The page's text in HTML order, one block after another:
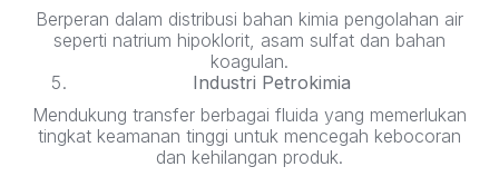
Berperan dalam distribusi bahan kimia pengolahan air
seperti natrium hipoklorit, asam sulfat dan bahan
koagulan.
Industri Petrokimia
Mendukung transfer berbagai fluida yang memerlukan
tingkat keamanan tinggi untuk mencegah kebocoran
dan kehilangan produk.